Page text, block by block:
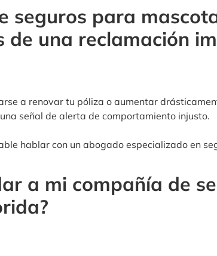
seguros para
de una reclamación
a renovar tu póliza o aumentar
señal de alerta de comportamiento injusto.
hablar con un abogado especializado en
a mi compañía de